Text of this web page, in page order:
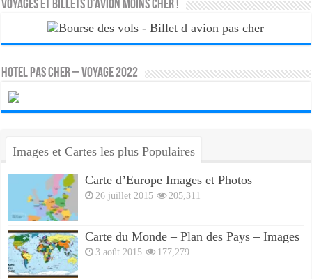
Voyages et Billets d’Avion moins cher !
HOTEL PAS CHER – VOYAGE 2022
Images et Cartes les plus Populaires
Carte d’Europe Images et Photos
26 juillet 2015 205,311
Carte du Monde – Plan des Pays – Images
3 août 2015 177,279